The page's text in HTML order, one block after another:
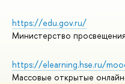
https://edu.gov.ru/
Министерство
https://elearning.hse.ru/
Массовые открытые